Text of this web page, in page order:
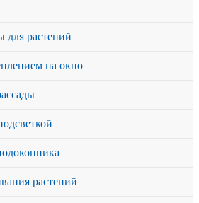
для растений
на окно
растений